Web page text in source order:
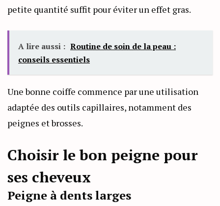
petite quantité suffit pour éviter un effet gras.
A lire aussi : Routine de soin de la peau :
conseils essentiels
Une bonne coiffe commence par une utilisation
adaptée des outils capillaires, notamment des
peignes et brosses.
Choisir le bon peigne pour
ses cheveux
Peigne à dents larges